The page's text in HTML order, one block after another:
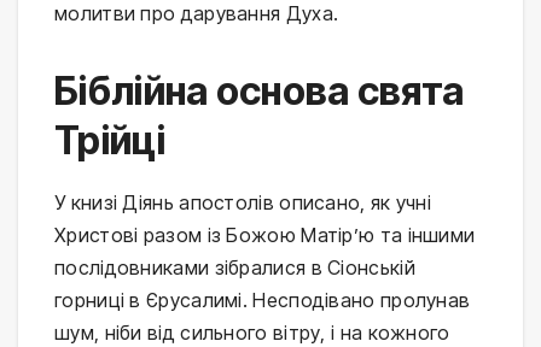
молитви про дарування Духа.
Біблійна основа свята
Трійці
У книзі Діянь апостолів описано, як учні
Христові разом із Божою Матір’ю та іншими
послідовниками зібралися в Сіонській
горниці в Єрусалимі. Несподівано пролунав
шум, ніби від сильного вітру, і на кожного